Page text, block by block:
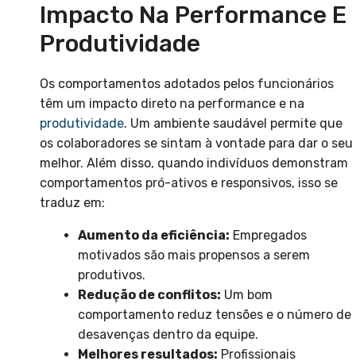
Impacto Na Performance E
Produtividade
Os comportamentos adotados pelos funcionários
têm um impacto direto na performance e na
produtividade. Um ambiente saudável permite que
os colaboradores se sintam à vontade para dar o seu
melhor. Além disso, quando indivíduos demonstram
comportamentos pró-ativos e responsivos, isso se
traduz em:
Aumento da eficiência: Empregados
motivados são mais propensos a serem
produtivos.
Redução de conflitos: Um bom
comportamento reduz tensões e o número de
desavenças dentro da equipe.
Melhores resultados: Profissionais